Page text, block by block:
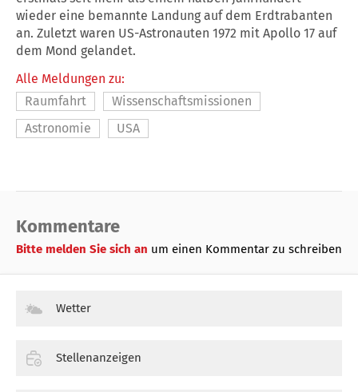
wieder eine bemannte Landung auf dem Erdtrabanten
an. Zuletzt waren US-Astronauten 1972 mit Apollo 17 auf
dem Mond gelandet.
Alle Meldungen zu:
Raumfahrt
Wissenschaftsmissionen
Astronomie
USA
Kommentare
Bitte melden Sie sich an um einen Kommentar zu schreiben
Wetter
Stellenanzeigen